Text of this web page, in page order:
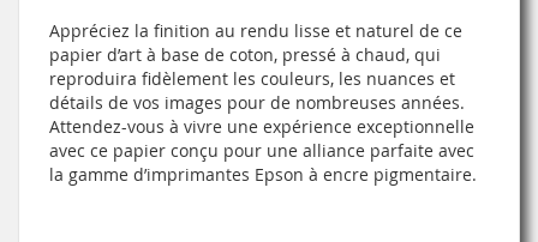
Appréciez la finition au rendu lisse et naturel de ce
papier d’art à base de coton, pressé à chaud, qui
reproduira fidèlement les couleurs, les nuances et
détails de vos images pour de nombreuses années.
Attendez-vous à vivre une expérience exceptionnelle
avec ce papier conçu pour une alliance parfaite avec
la gamme d’imprimantes Epson à encre pigmentaire.